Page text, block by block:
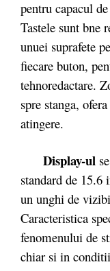
pentru capacul
Tastele sunt bne
unuei suprafete
fiecare buton,
tehnoredactare.
spre stanga,
atingere.
Display-ul
standard de
un unghi de
Caracteristica
fenomenului de
chiar si in